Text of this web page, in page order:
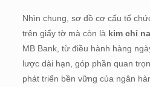
Nhìn chung, sơ đồ cơ cấu tổ
trên giấy tờ mà còn là kim chỉ
MB Bank, từ điều hành hàng
lược dài hạn, góp phần quan
phát triển bền vững của ngân